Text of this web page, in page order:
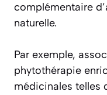
complémentaire
naturelle.
Par exemple,
phytothérapie
médicinales telles